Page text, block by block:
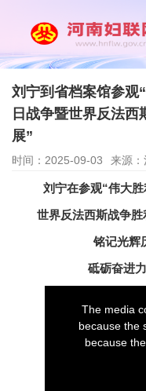
刘宁到省档案馆参
日战争暨世界反法
展”
时间：2025-09-03 来源
刘宁在参观“伟大
世界反法西斯战争
铭记光辉
砥砺奋进